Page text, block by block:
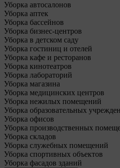
Уборка автосалонов
Уборка аптек
Уборка бассейнов
Уборка бизнес-центров
Уборка в детском саду
Уборка гостиниц и отелей
Уборка кафе и ресторанов
Уборка кинотеатров
Уборка лабораторий
Уборка магазина
Уборка медицинских центров
Уборка нежилых помещений
Уборка образовательных
Уборка офисов
Уборка производственных
Уборка складов
Уборка служебных помещений
Уборка спортивных объектов
Уборка фасадов зданий